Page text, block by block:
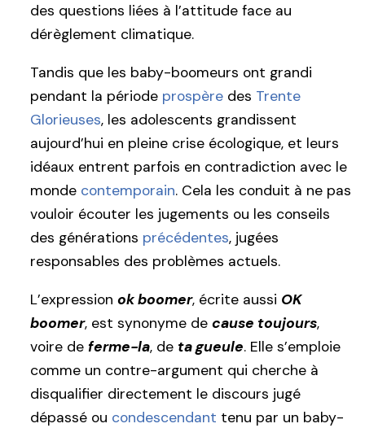
des questions liées à l’attitude face au
dérèglement climatique.
Tandis que les baby-boomeurs ont grandi
pendant la période prospère des Trente
Glorieuses, les adolescents grandissent
aujourd’hui en pleine crise écologique, et leurs
idéaux entrent parfois en contradiction avec le
monde contemporain. Cela les conduit à ne pas
vouloir écouter les jugements ou les conseils
des générations précédentes, jugées
responsables des problèmes actuels.
L’expression ok boomer, écrite aussi OK
boomer, est synonyme de cause toujours,
voire de ferme-la, de ta gueule. Elle s’emploie
comme un contre-argument qui cherche à
disqualifier directement le discours jugé
dépassé ou condescendant tenu par un baby-